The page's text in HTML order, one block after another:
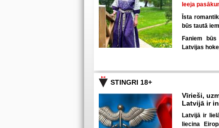
Ieeja
Īsta
būs tautā
Faniem
Latvijas
STINGRI 18+
Vīrieši,
Latvijā ir
Latvijā ir
liecina